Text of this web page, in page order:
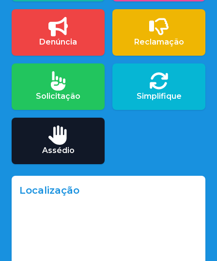
Denúncia Reclamação
Solicitação Simplifique
Assédio
Localização